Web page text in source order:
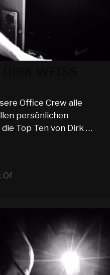
Office Crew alle
persönlichen
Top Ten von Dirk …
Of